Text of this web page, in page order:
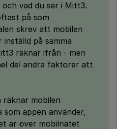
och vad du ser i Mitt3.
på som
skrev att mobilen
inställd på samma
räknar ifrån - men
del andra faktorer att
räknar mobilen
som appen använder,
är över mobilnätet